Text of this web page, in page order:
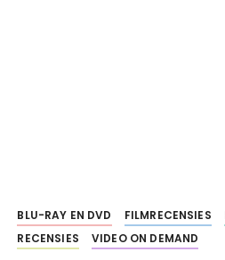
BLU-RAY EN DVD FILMRECENSIES
RECENSIES
VIDEO ON DEMAND